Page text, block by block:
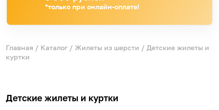
*только при онлайн-оплате!
Главная / Каталог / Жилеты из шерсти / Детские жилеты и
куртки
Детские жилеты и куртки